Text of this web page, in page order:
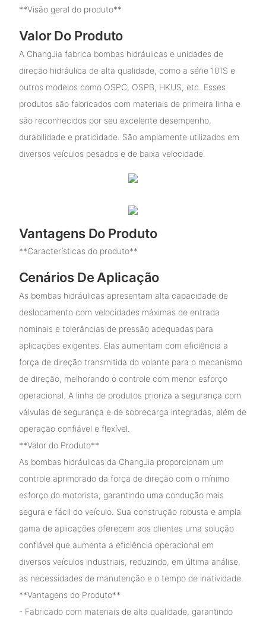
**Visão geral do produto**
Valor Do Produto
A ChangJia fabrica bombas hidráulicas e unidades de
direção hidráulica de alta qualidade, como a série 101S e
outros modelos como OSPC, OSPB, HKUS, etc. Esses
produtos são fabricados com materiais de primeira linha e
são reconhecidos por seu excelente desempenho,
durabilidade e praticidade. São amplamente utilizados em
diversos veículos pesados ​​e de baixa velocidade.
Vantagens Do Produto
**Características do produto**
Cenários De Aplicação
As bombas hidráulicas apresentam alta capacidade de
deslocamento com velocidades máximas de entrada
nominais e tolerâncias de pressão adequadas para
aplicações exigentes. Elas aumentam com eficiência a
força de direção transmitida do volante para o mecanismo
de direção, melhorando o controle com menor esforço
operacional. A linha de produtos prioriza a segurança com
válvulas de segurança e de sobrecarga integradas, além de
operação confiável e flexível.
**Valor do Produto**
As bombas hidráulicas da ChangJia proporcionam um
controle aprimorado da força de direção com o mínimo
esforço do motorista, garantindo uma condução mais
segura e fácil do veículo. Sua construção robusta e ampla
gama de aplicações oferecem aos clientes uma solução
confiável que aumenta a eficiência operacional em
diversos veículos industriais, reduzindo, em última análise,
as necessidades de manutenção e o tempo de inatividade.
**Vantagens do Produto**
- Fabricado com materiais de alta qualidade, garantindo